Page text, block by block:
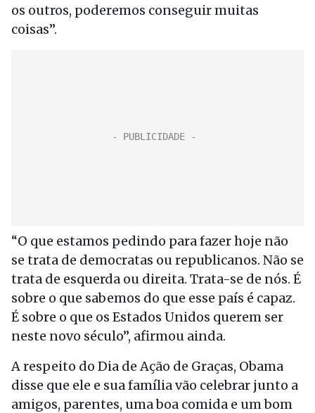
os outros, poderemos conseguir muitas
coisas”.
“O que estamos pedindo para fazer hoje não
se trata de democratas ou republicanos. Não se
trata de esquerda ou direita. Trata-se de nós. É
sobre o que sabemos do que esse país é capaz.
É sobre o que os Estados Unidos querem ser
neste novo século”, afirmou ainda.
A respeito do Dia de Ação de Graças, Obama
disse que ele e sua família vão celebrar junto a
amigos, parentes, uma boa comida e um bom